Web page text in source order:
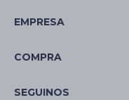
EMPRESA
COMPRA
SEGUINOS